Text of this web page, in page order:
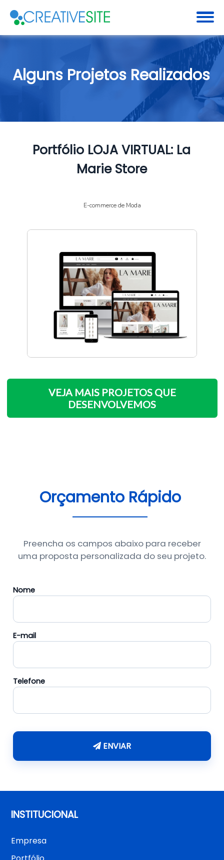
Alguns Projetos Realizados
Portfólio LOJA VIRTUAL: La
Marie Store
E-commerce de Moda
VEJA MAIS PROJETOS QUE
DESENVOLVEMOS
Orçamento Rápido
Preencha os campos abaixo para receber
uma proposta personalizada do seu projeto.
Nome
E-mail
Telefone
ENVIAR
INSTITUCIONAL
Empresa